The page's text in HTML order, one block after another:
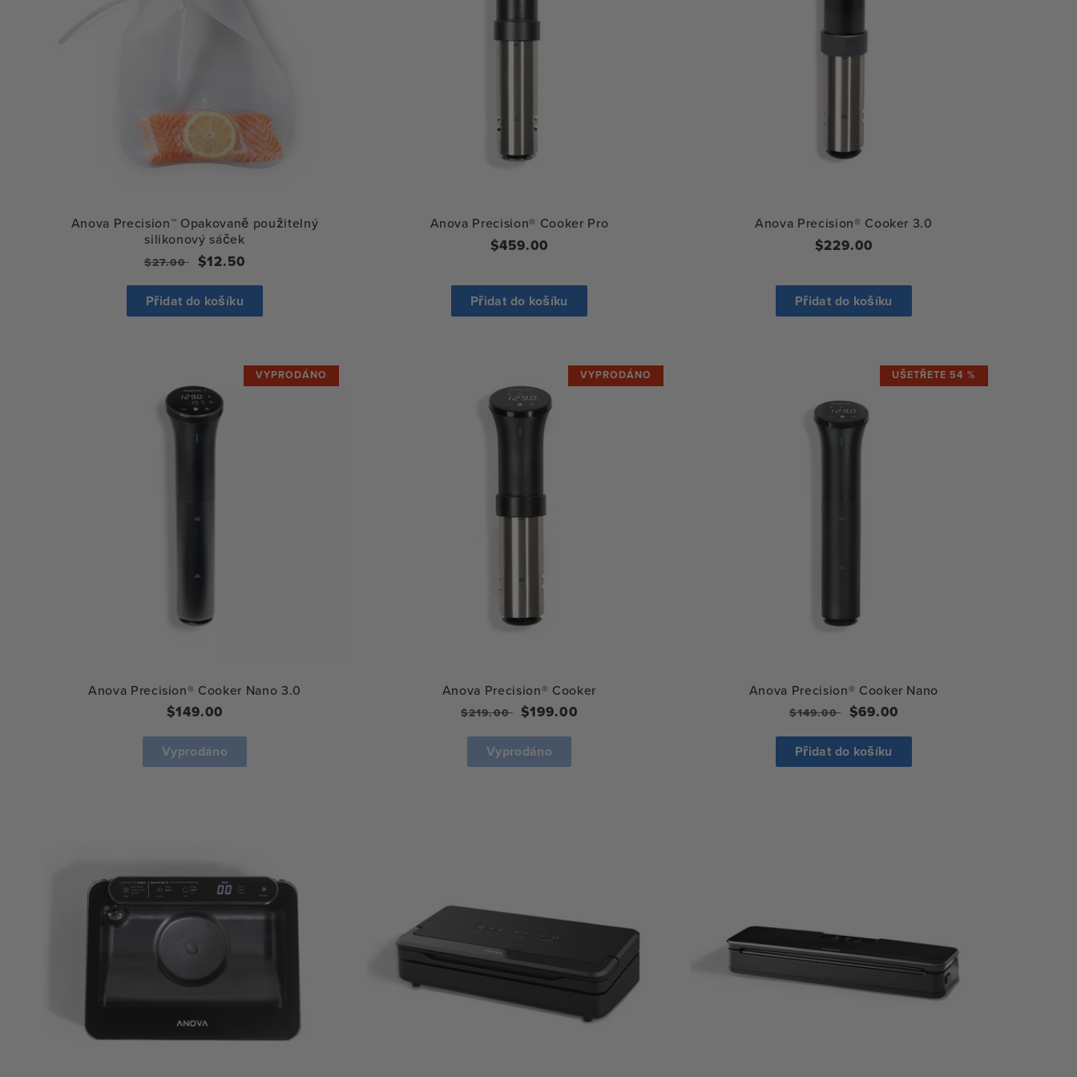
Anova Precision™ Opakovaně použitelný
silikonový sáček
Běžná
cena
$27.00 Výprodejová
cena
$12.50
Přidat do košíku
Anova Precision® Cooker Pro
Běžná
$459.00
Přidat do košíku
Anova Precision® Cooker 3.0
Běžná
$229.00
Přidat do košíku
VYPRODÁNO
Anova Precision® Cooker Nano 3.0
Běžná
$149.00
Vyprodáno
VYPRODÁNO
Anova Precision® Cooker
Regular
$219.00 Sale
$199.00
Vyprodáno
UŠETŘETE 54 %
Anova Precision® Cooker Nano
Běžná
$149.00 Výprodejová
$69.00
Přidat do košíku